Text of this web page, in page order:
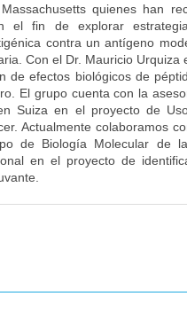
quienes han
el fin de explorar
contra un antígeno
Con el Dr. Mauricio Urquiza
de efectos biológicos de
El grupo cuenta con la
Suiza en el proyecto de
Actualmente colaboramos
de Biología Molecular de
en el proyecto de